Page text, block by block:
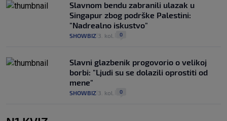
Slavnom bendu zabranili ulazak u
Singapur zbog podrške Palestini:
"Nadrealno iskustvo"
SHOWBIZ 3. kol. 0
Slavni glazbenik progovorio o velikoj
borbi: "Ljudi su se dolazili oprostiti od
mene"
SHOWBIZ 3. kol. 0